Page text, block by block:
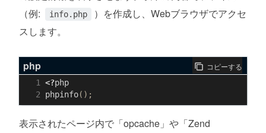
（例:
info.php
）を作成し、Webブラウザでアクセ
スします。
php コピーする
<?php
phpinfo();
表示されたページ内で「opcache」や「Zend